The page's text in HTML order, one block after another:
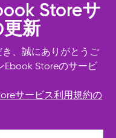
に掲載されているすべて
あります。 詳細につ
い。
イバシーポリシーに
ください。
否する
Storeサ
更新
、誠にありがとうご
Ebook Storeのサービ
サービス利用規約の